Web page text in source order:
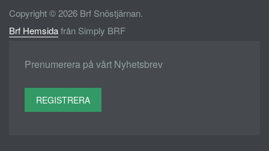
Copyright © 2026 Brf Snöstjärnan.
Brf Hemsidafrån Simply BRF
Prenumerera på vårt Nyhetsbrev
REGISTRERA